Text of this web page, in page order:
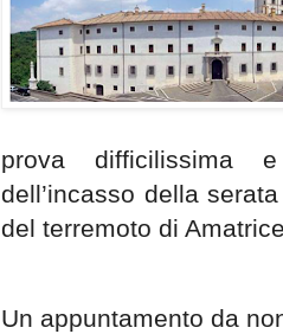
prova difficilissima
dell’incasso della
del terremoto di
Un appuntamento da